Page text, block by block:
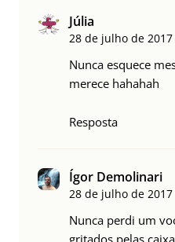
Júlia
28 de julho de 2017
Nunca esquece
merece hahahah
Resposta
Ígor Demolinari
28 de julho de 2017
Nunca perdi um